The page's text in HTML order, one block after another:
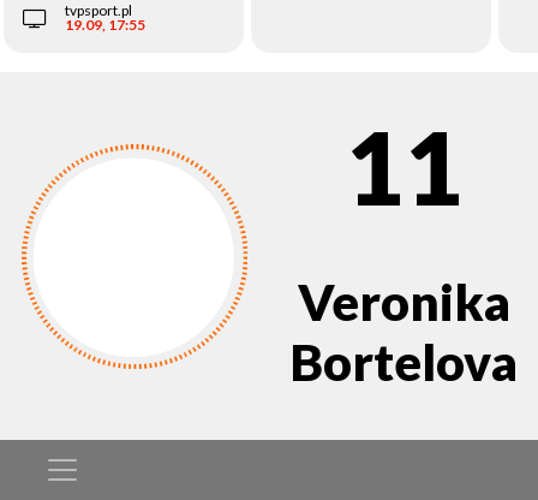
tvpsport.pl
19.09, 17:55
11
Veronika
Bortelova